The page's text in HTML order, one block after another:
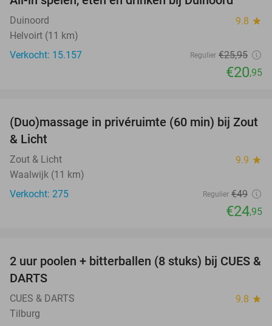
Duinoord 9.8 star
Helvoirt (11 km)
Verkocht: 15.157
Regulier €25,95
€20,95
49%
(Duo)massage in privéruimte (60 min) bij Zout
& Licht
Zout & Licht 9.9 star
Waalwijk (11 km)
Verkocht: 275
Regulier €49
€24,95
50%
2 uur poolen + bitterballen (8 stuks) bij CUES &
DARTS
CUES & DARTS 9.8 star
Tilburg